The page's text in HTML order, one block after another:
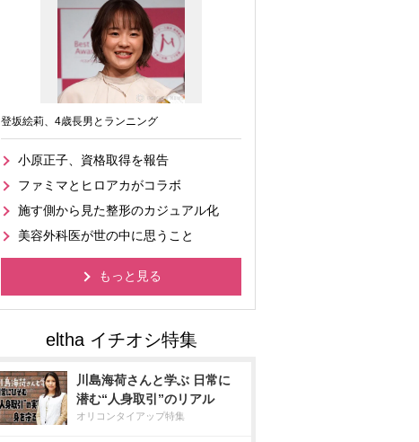
登坂絵莉、4歳長男とランニング
小原正子、資格取得を報告
ファミマとヒロアカがコラボ
施す側から見た整形のカジュアル化
美容外科医が世の中に思うこと
もっと見る
川島海荷さんと学ぶ 日常に
潜む“人身取引”のリアル
オリコンタイアップ特集